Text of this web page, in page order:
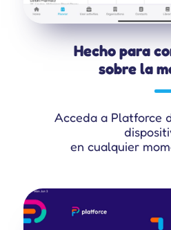
Hecho para
sobre la
Acceda a Platforce
en cualquier